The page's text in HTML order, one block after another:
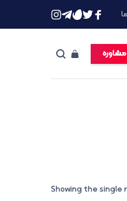
Showing the single